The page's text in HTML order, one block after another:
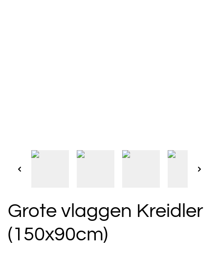
Grote vlaggen Kreidler
(150x90cm)